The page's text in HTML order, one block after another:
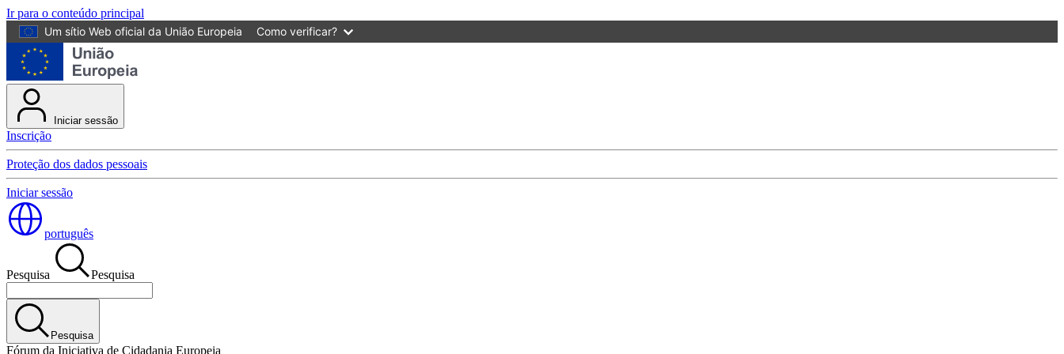
Ir para o conteúdo principal
Um sítio Web oficial da União Europeia
Como verificar?
Iniciar sessão
Inscrição
Proteção dos dados pessoais
Iniciar sessão
português
Pesquisa Pesquisa
Pesquisa
Fórum da Iniciativa de Cidadania Europeia